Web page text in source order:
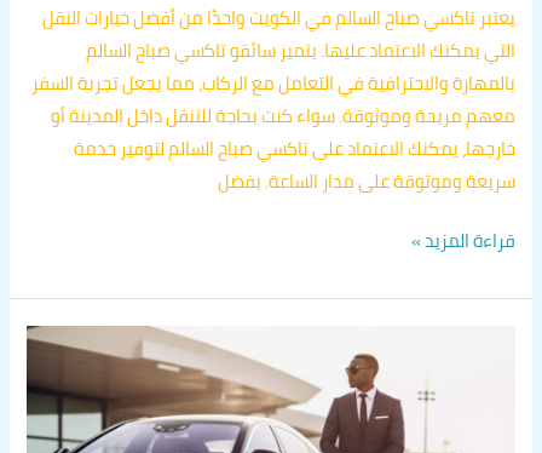
يعتبر تاكسي صباح السالم في الكويت واحدًا من أفضل خيارات النقل
التي يمكنك الاعتماد عليها. يتميز سائقو تاكسي صباح السالم
بالمهارة والاحترافية في التعامل مع الركاب، مما يجعل تجربة السفر
معهم مريحة وموثوقة. سواء كنت بحاجة للتنقل داخل المدينة أو
خارجها، يمكنك الاعتماد على تاكسي صباح السالم لتوفير خدمة
سريعة وموثوقة على مدار الساعة. بفضل
قراءة المزيد »